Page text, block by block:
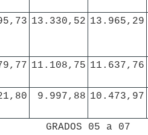
13.330,52 13.965,29
11.108,75 11.637,76
9.997,88 10.473,97
GRADOS 05 a 07